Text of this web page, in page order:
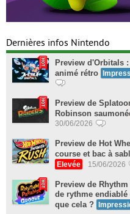
Dernières infos Nintendo
Preview d'Orbitals
animé rétro
Preview de
Robinson
30/06/2026
Preview de Hot
course et bac à
Elevée
15/06/2026
Preview de
de rythme
que cela ?